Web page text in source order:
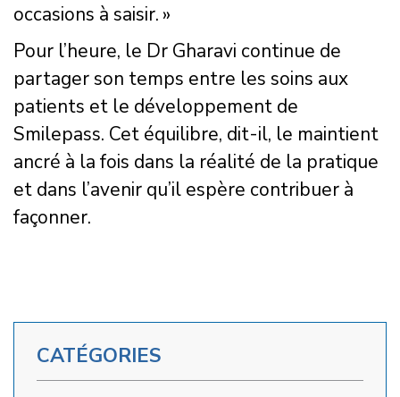
occasions à saisir. »
Pour l’heure, le Dr Gharavi continue de
partager son temps entre les soins aux
patients et le développement de
Smilepass. Cet équilibre, dit-il, le maintient
ancré à la fois dans la réalité de la pratique
et dans l’avenir qu’il espère contribuer à
façonner.
CATÉGORIES